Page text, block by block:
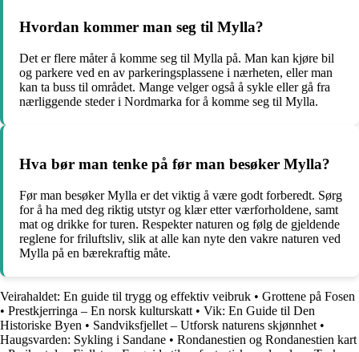
Hvordan kommer man seg til Mylla?
Det er flere måter å komme seg til Mylla på. Man kan kjøre bil
og parkere ved en av parkeringsplassene i nærheten, eller man
kan ta buss til området. Mange velger også å sykle eller gå fra
nærliggende steder i Nordmarka for å komme seg til Mylla.
Hva bør man tenke på før man besøker Mylla?
Før man besøker Mylla er det viktig å være godt forberedt. Sørg
for å ha med deg riktig utstyr og klær etter værforholdene, samt
mat og drikke for turen. Respekter naturen og følg de gjeldende
reglene for friluftsliv, slik at alle kan nyte den vakre naturen ved
Mylla på en bærekraftig måte.
Veirahaldet: En guide til trygg og effektiv veibruk • Grottene på Fosen
• Prestkjerringa – En norsk kulturskatt • Vik: En Guide til Den
Historiske Byen • Sandviksfjellet – Utforsk naturens skjønnhet •
Haugsvarden: Sykling i Sandane • Rondanestien og Rondanestien kart